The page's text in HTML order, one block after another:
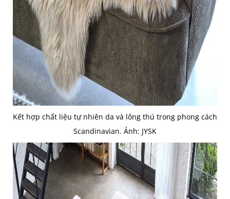
Kết hợp chất liệu tự nhiên da và lông thú trong phong cách
Scandinavian. Ảnh: JYSK